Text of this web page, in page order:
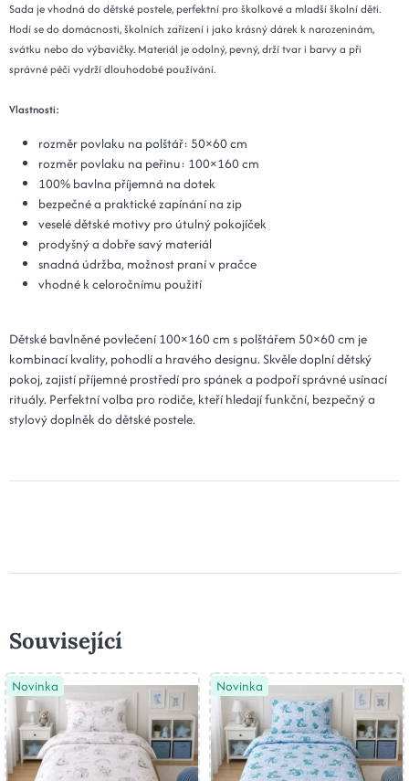
Sada je vhodná do dětské postele, perfektní pro školkové a mladší školní děti.
Hodí se do domácnosti, školních zařízení i jako krásný dárek k narozeninám,
svátku nebo do výbavičky. Materiál je odolný, pevný, drží tvar i barvy a při
správné péči vydrží dlouhodobé používání.
Vlastnosti:
rozměr povlaku na polštář: 50×60 cm
rozměr povlaku na peřinu: 100×160 cm
100% bavlna příjemná na dotek
bezpečné a praktické zapínání na zip
veselé dětské motivy pro útulný pokojíček
prodyšný a dobře savý materiál
snadná údržba, možnost praní v pračce
vhodné k celoročnímu použití
Dětské bavlněné povlečení 100×160 cm s polštářem 50×60 cm je
kombinací kvality, pohodlí a hravého designu. Skvěle doplní dětský
pokoj, zajistí příjemné prostředí pro spánek a podpoří správné usínací
rituály. Perfektní volba pro rodiče, kteří hledají funkční, bezpečný a
stylový doplněk do dětské postele.
Související
Novinka Novinka